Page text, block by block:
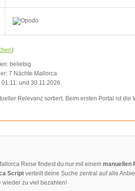
)
beliebig
7 Nächte Mallorca
und 30.11.2026
Relevanz sortiert. Beim ersten Portal ist
Reise findest du nur mit einem manuellen
Script verteilt deine Suche zentral auf alle
wieder zu viel bezahlen!